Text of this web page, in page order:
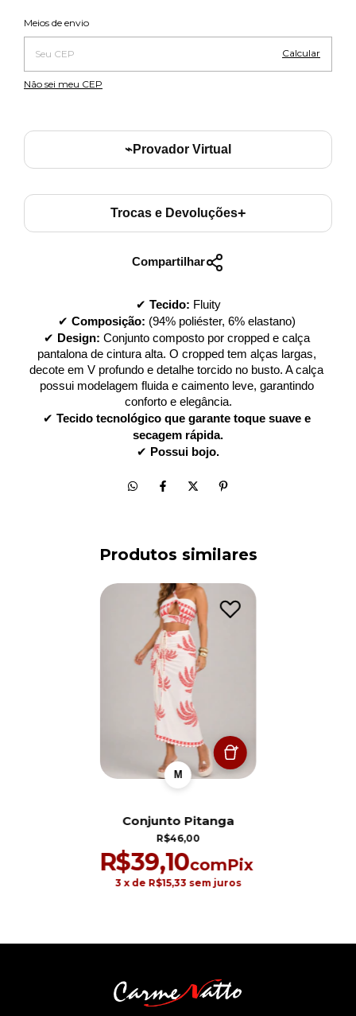
Entregas para o CEP:
Meios de envio
Calcular
Não sei meu CEP
⌁Provador Virtual
Trocas e Devoluções+
Compartilhar
✔ Tecido: Fluity
✔ Composição: (94% poliéster, 6% elastano)
✔ Design: Conjunto composto por cropped e calça
pantalona de cintura alta. O cropped tem alças largas,
decote em V profundo e detalhe torcido no busto. A calça
possui modelagem fluida e caimento leve, garantindo
conforto e elegância.
✔ Tecido tecnológico que garante toque suave e
secagem rápida.
✔ Possui bojo.
Produtos similares
M
Conjunto Pitanga
R$46,00
R$39,10comPix
3 x de R$15,33 sem juros